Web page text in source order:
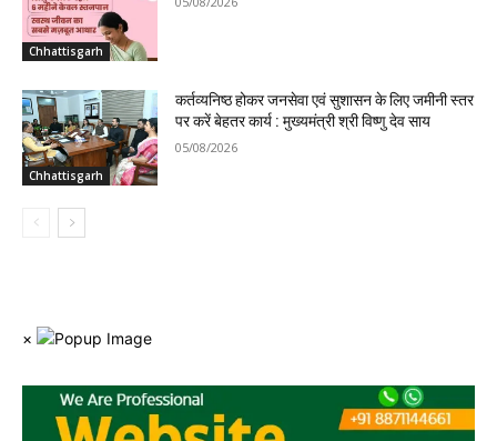
Chhattisgarh
Chhattisgarh
कर्तव्यनिष्ठ होकर जनसेवा एवं सुशासन के लिए जमीनी स्तर
पर करें बेहतर कार्य : मुख्यमंत्री श्री विष्णु देव साय
05/08/2026
×